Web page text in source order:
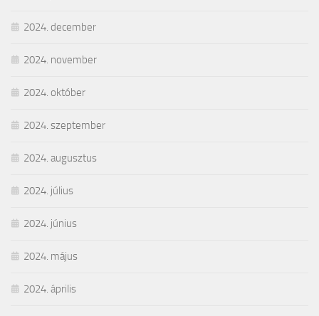
2024. december
2024. november
2024. október
2024. szeptember
2024. augusztus
2024. július
2024. június
2024. május
2024. április